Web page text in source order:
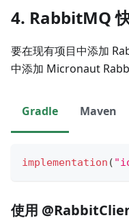
4. RabbitMQ
要在现有项目中添加
中添加 Micronaut
Gradle Maven
implementation (
使用